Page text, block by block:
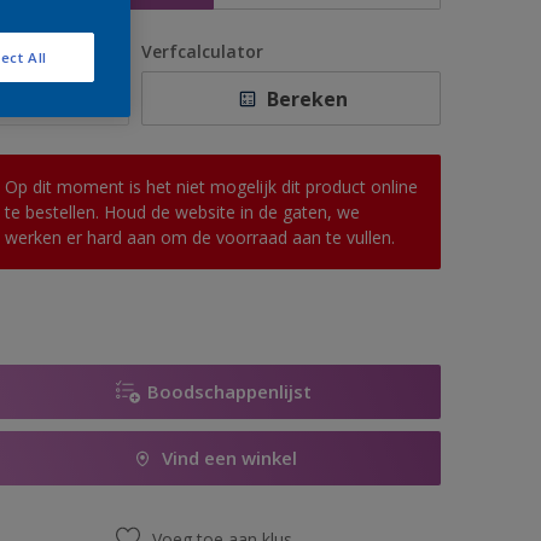
Verfcalculator
Bereken
Op dit moment is het niet mogelijk dit product online
te bestellen. Houd de website in de gaten, we
werken er hard aan om de voorraad aan te vullen.
Boodschappenlijst
Vind een winkel
All